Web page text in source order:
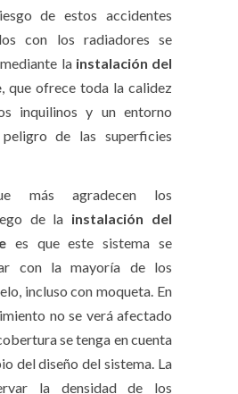
de estos accidentes
con los radiadores se
la instalación del
, que ofrece toda la calidez
inquilinos y un entorno
de las superficies
más agradecen los
de la instalación del
es que este sistema se
con la mayoría de los
incluso con moqueta. En
no se verá afectado
se tenga en cuenta
del diseño del sistema. La
la densidad de los